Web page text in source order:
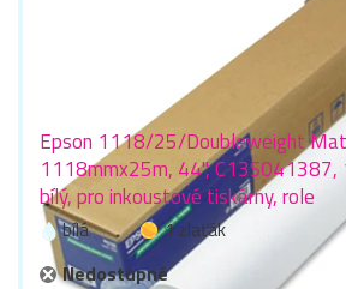
Epson 1118/25/Doubleweight
1118mmx25m, 44", C13S041387,
bílý, pro inkoustové tiskárny, role
bílá
1 zlaťák
Nedostupné